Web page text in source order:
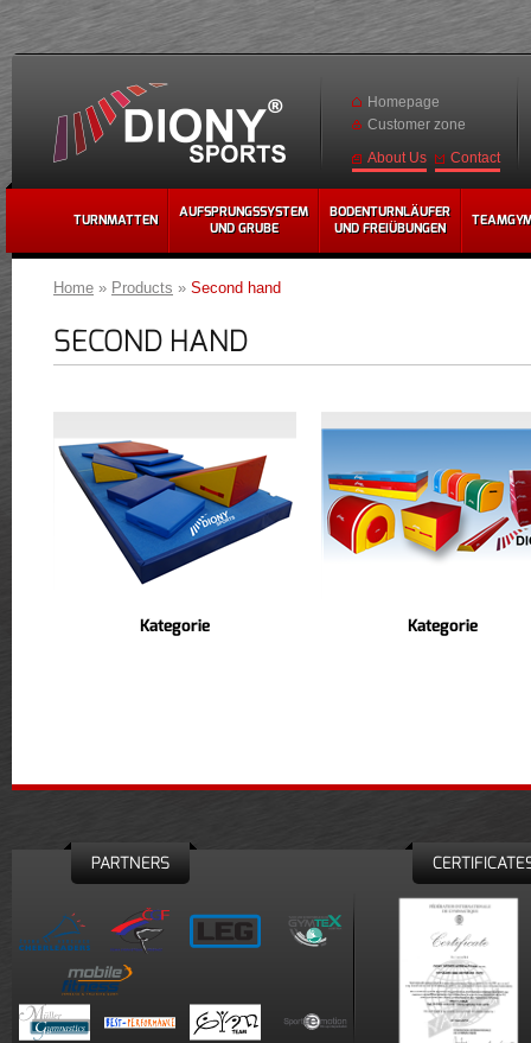
TURNMATTEN
AUFSPRUNGSSYSTEM
UND GRUBE
BODENTURNLÄUFER
UND FREIÜBUNGEN
Homepage
Customer zone
About Us Contact
Home » Products » Second hand
SECOND HAND
Kategorie Kategorie
PARTNERS